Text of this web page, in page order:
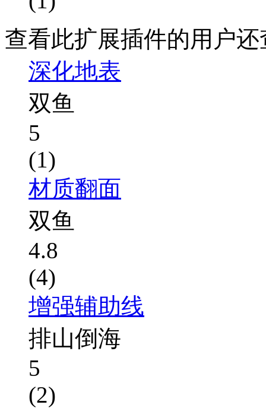
查看此扩展插件的用户
深化地表
双鱼
5
(1)
材质翻面
双鱼
4.8
(4)
增强辅助线
排山倒海
5
(2)